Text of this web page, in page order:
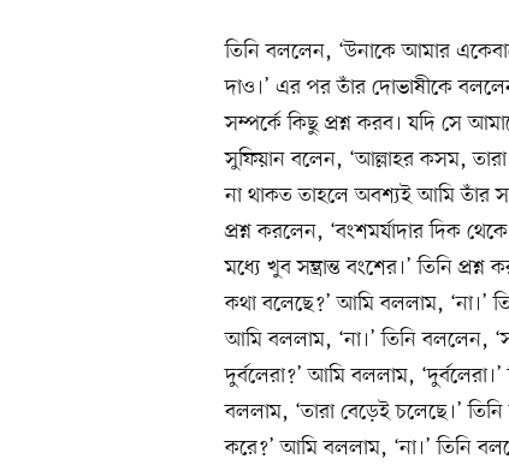
তিনি বললেন, ‘উনাকে আমার
দাও।’ এর পর তাঁর দোভাষীকে
সম্পর্কে কিছু প্রশ্ন করব। যদি সে
সুফিয়ান বলেন, ‘আল্লাহর কসম,
না থাকত তাহলে অবশ্যই আমি তাঁর
প্রশ্ন করলেন, ‘বংশমর্যাদার দিক
মধ্যে খুব সম্ভ্রান্ত বংশের।’ তিনি
কথা বলেছে?’ আমি বললাম, ‘না।’
আমি বললাম, ‘না।’ তিনি বললেন,
দুর্বলেরা?’ আমি বললাম,
বললাম, ‘তারা বেড়েই চলেছে।’
করে?’ আমি বললাম, ‘না।’ তিনি